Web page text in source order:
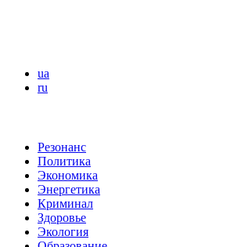
ua
ru
Резонанс
Политика
Экономика
Энергетика
Криминал
Здоровье
Экология